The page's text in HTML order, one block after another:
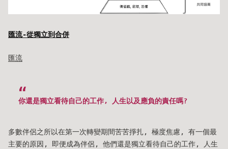
匯流-從獨立到合併
匯流
你還是獨立看待自己的工作, 人生以及應負的責任嗎?
多數伴侶之所以在第一次轉變期間苦苦掙扎, 極度焦慮, 有一個最
主要的原因, 即便成為伴侶, 他們還是獨立看待自己的工作, 人生